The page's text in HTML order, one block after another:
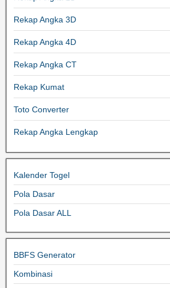
Rekap Angka 3D
Rekap Angka 4D
Rekap Angka CT
Rekap Kumat
Toto Converter
Rekap Angka Lengkap
Kalender Togel
Pola Dasar
Pola Dasar ALL
BBFS Generator
Kombinasi